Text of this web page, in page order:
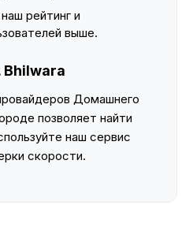
рейтинг и
выше.
Bhilwara
Домашнего
позволяет найти
наш сервис
скорости.